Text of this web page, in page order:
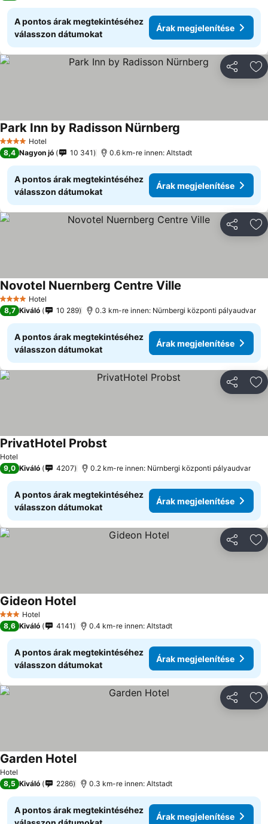
A pontos árak megtekintéséhez
válasszon dátumokat
Árak megjelenítése
4 KategóriaHotel
Park Inn by Radisson Nürnberg
8,4 Nagyon jó 10 341 0.6 km-re innen: Altstadt
A pontos árak megtekintéséhez
válasszon dátumokat
Árak megjelenítése
4 KategóriaHotel
Novotel Nuernberg Centre Ville
8,7 Kiváló 10 289 0.3 km-re innen: Nürnbergi központi pályaudvar
A pontos árak megtekintéséhez
válasszon dátumokat
Árak megjelenítése
Hotel
PrivatHotel Probst
9,0 Kiváló 4207 0.2 km-re innen: Nürnbergi központi pályaudvar
A pontos árak megtekintéséhez
válasszon dátumokat
Árak megjelenítése
3 Kategória
Hotel
Gideon HotelÁrak megjelenítése
8,6 Kiváló 4141 0.4 km-re innen: Altstadt
A pontos árak megtekintéséhez
válasszon dátumokat
Árak megjelenítése
Hotel
Garden HotelÁrak megjelenítése
8,5 Kiváló 2286 0.3 km-re innen: Altstadt
A pontos árak megtekintéséhez
Árak megjelenítése